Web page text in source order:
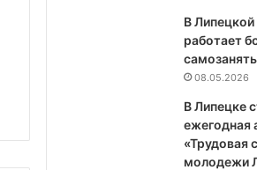
В Липецкой
работает
08.05.2026
В Липецке
ежегодная
«Трудовая
молодежи